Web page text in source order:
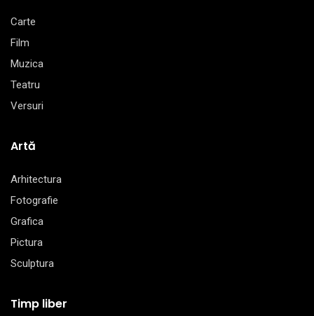
Carte
Film
Muzica
Teatru
Versuri
Artă
Arhitectura
Fotografie
Grafica
Pictura
Sculptura
Timp liber